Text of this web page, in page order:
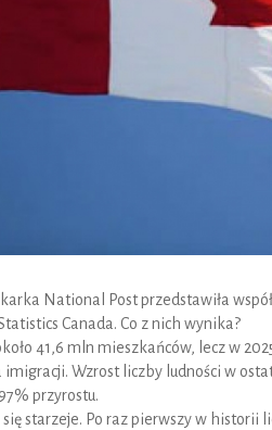
National Post przedstawiła
Canada. Co z nich wynika?
41,6 mln mieszkańców, lecz w
Wzrost liczby ludności w
przyrostu.
się starzeje. Po raz pierwszy w historii